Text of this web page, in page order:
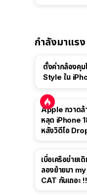
กำลังมาแรง
ตั้งค่ากล้องคุ
Style ใน
Apple กวาดล้
หลุด iPhone
หลังวิดีโอ
เบื่อเครือข่ายเ
ลองย้ายมา
CAT กันเถอะ